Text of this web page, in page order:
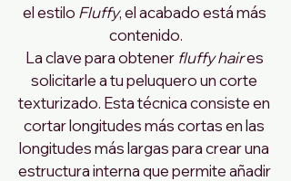
el estilo Fluffy, el acabado está más
contenido.
La clave para obtener fluffy hair es
solicitarle a tu peluquero un corte
texturizado. Esta técnica consiste en
cortar longitudes más cortas en las
longitudes más largas para crear una
estructura interna que permite añadir